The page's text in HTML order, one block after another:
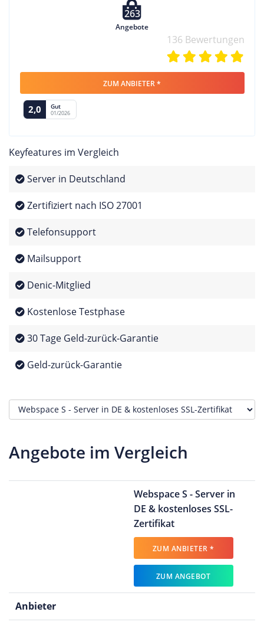
263
Angebote
136 Bewertungen
ZUM ANBIETER *
2,0 Gut
01/2026
Keyfeatures im Vergleich
Server in Deutschland
Zertifiziert nach ISO 27001
Telefonsupport
Mailsupport
Denic-Mitglied
Kostenlose Testphase
30 Tage Geld-zurück-Garantie
Geld-zurück-Garantie
Angebote im Vergleich
Webspace S - Server in
DE & kostenloses SSL-
Zertifikat
ZUM ANBIETER *
ZUM ANGEBOT
Anbieter